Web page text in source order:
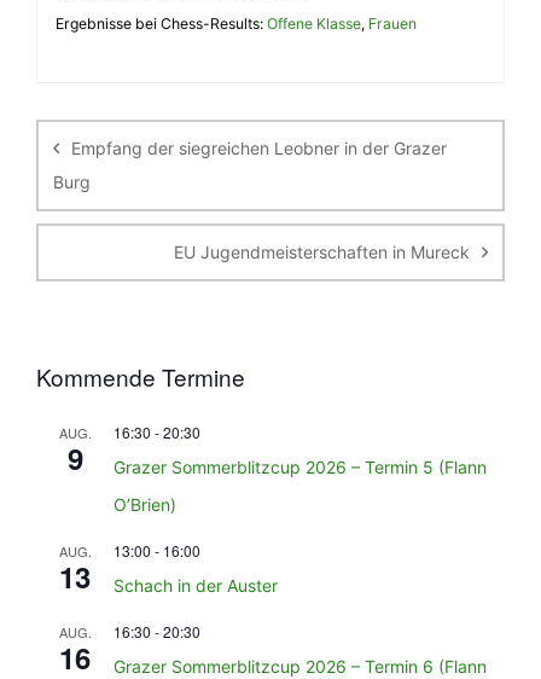
Ergebnisse bei Chess-Results: Offene Klasse, Frauen
Empfang der siegreichen Leobner in der Grazer
Burg
EU Jugendmeisterschaften in Mureck
Kommende Termine
AUG.
9
16:30 -20:30
Grazer Sommerblitzcup 2026 – Termin 5 (Flann
O’Brien)
AUG.
13
13:00 - 16:00
Schach in der Auster
AUG.
16
16:30 -20:30
Grazer Sommerblitzcup 2026 – Termin 6 (Flann